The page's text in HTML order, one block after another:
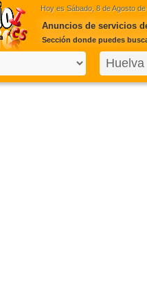
Hoy es Sábado, 8 de Agosto
Anuncios de servicios
Sección donde puedes